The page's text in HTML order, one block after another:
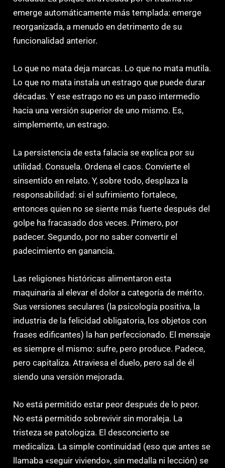
emerge automáticamente más templada: emerge
reorganizada, a menudo en detrimento de su
funcionalidad anterior.
Lo que no mata deja marcas. Lo que no mata mutila.
Lo que no mata instala un estrago que puede durar
décadas. Y ese estrago no es un paso intermedio
hacia una versión superior de uno mismo. Es,
simplemente, un estrago.
La persistencia de esta falacia se explica por su
utilidad. Consuela. Ordena el caos. Convierte el
sinsentido en relato. Y, sobre todo, desplaza la
responsabilidad: si el sufrimiento fortalece,
entonces quien no se siente más fuerte después del
golpe ha fracasado dos veces. Primero, por
padecer. Segundo, por no saber convertir el
padecimiento en ganancia.
Las religiones históricas alimentaron esta
maquinaria al elevar el dolor a categoría de mérito.
Sus versiones seculares (la psicología positiva, la
industria de la felicidad obligatoria, los objetos con
frases edificantes) la han perfeccionado. El mensaje
es siempre el mismo: sufre, pero produce. Padece,
pero capitaliza. Atraviesa el duelo, pero sal de él
siendo una versión mejorada.
No está permitido estar peor después de lo peor.
No está permitido sobrevivir sin moraleja. La
tristeza se patologiza. El desconcierto se
medicaliza. La simple continuidad (eso que antes se
llamaba «seguir viviendo», sin medalla ni lección) se